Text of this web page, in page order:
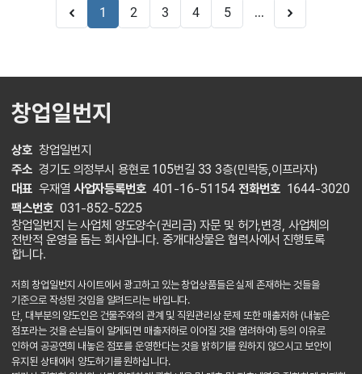
1 2 3 4 5 ...
창업일번지
상호 창업일번지
주소 경기도 의정부시 용현로 105번길 33 3층(민락동,이프라자)
대표 우재열 사업자등록번호 401-16-51154 전화번호 1644-3020
팩스번호 031-852-5225
창업일번지 는 사업체 양도양수(권리금) 자문 및 허가,변경, 사업체의
전반적 운영을 돕는 회사입니다. 중개대상물은 협력사에서 진행토록
합니다.
저희 창업일번지 사이트에서 광고하고 있는 창업상품들은 실제 존재하는 것들을
기준으로 작성된 것임을 알려드리는 바입니다.
단, 대부분의 양도인은 건물주와의 관계 및 직원관리상 문제 또한 매출저하 (내놓은
점포라는 것을 손님들이 알게되면 매출저하로 이어질 것을 염려하여) 등의 이유로
인하여 공공연희 내놓은 점포를 운영한다는 것을 밝히기를 원하지 않으시고 보안이
유지된 상태에서 양도하기를 원하십니다.